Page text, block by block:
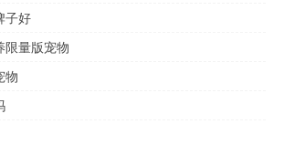
子好
限量版宠物
物